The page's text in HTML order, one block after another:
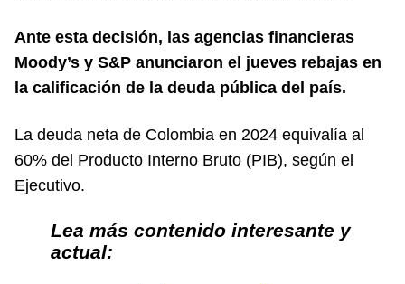
Ante esta decisión, las agencias financieras
Moody’s y S&P anunciaron el jueves rebajas en
la calificación de la deuda pública del país.
La deuda neta de Colombia en 2024 equivalía al
60% del Producto Interno Bruto (PIB), según el
Ejecutivo.
Lea más contenido interesante y
actual: